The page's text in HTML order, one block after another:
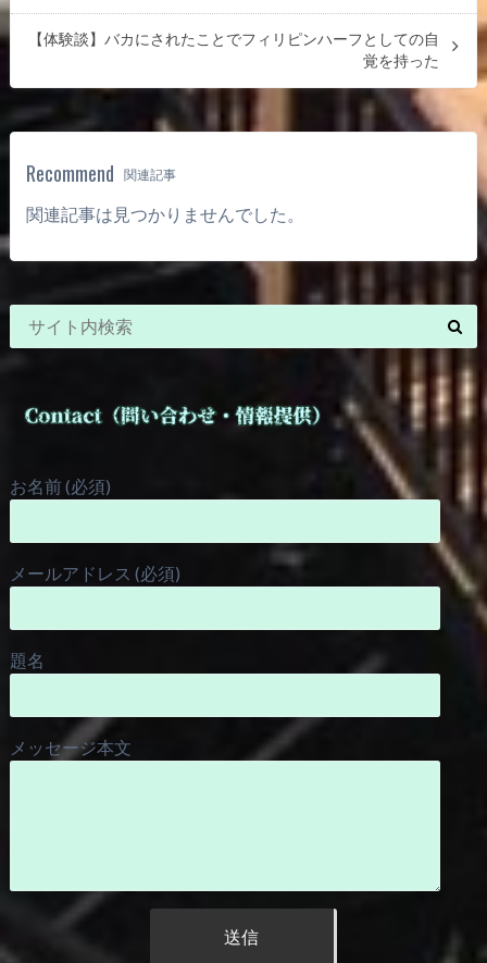
【体験談】バカにされたことでフィリピンハーフとしての自
覚を持った
Recommend 関連記事
関連記事は見つかりませんでした。
お名前 (必須)
メールアドレス (必須)
題名
メッセージ本文